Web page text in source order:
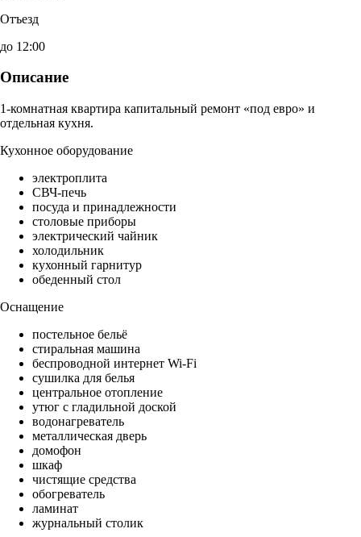
Отъезд
до 12:00
Описание
1-комнатная квартира капитальный ремонт «под евро» и
отдельная кухня.
Кухонное оборудование
электроплита
СВЧ-печь
посуда и принадлежности
столовые приборы
электрический чайник
холодильник
кухонный гарнитур
обеденный стол
Оснащение
постельное бельё
стиральная машина
беспроводной интернет Wi-Fi
сушилка для белья
центральное отопление
утюг с гладильной доской
водонагреватель
металлическая дверь
домофон
шкаф
чистящие средства
обогреватель
ламинат
журнальный столик